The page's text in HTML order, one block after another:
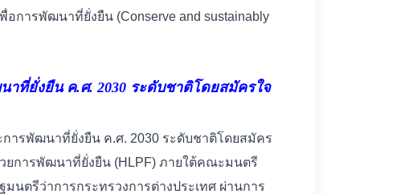
การพัฒนาที่ยั่งยืน (Conserve and sustainably
าที่ยั่งยืน ค.ศ. 2030 ระดับชาติโดยสมัครใจ
การพัฒนาที่ยั่งยืน ค.ศ. 2030 ระดับชาติโดยสมัคร
ยการพัฒนาที่ยั่งยืน (HLPF) ภายใต้คณะมนตรี
นตรีว่าการกระทรวงการต่างประเทศ ผ่านการ